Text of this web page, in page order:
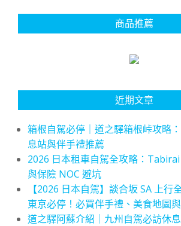
商品推薦
近期文章
箱根自駕必停｜道之驛箱根峠攻略
息站與伴手禮推薦
2026 日本租車自駕全攻略：
與保險 NOC 避坑
【2026 日本自駕】談合坂 SA 上行
東京必停！必買伴手禮、美食地圖
道之驛阿蘇介紹｜九州自駕必訪休